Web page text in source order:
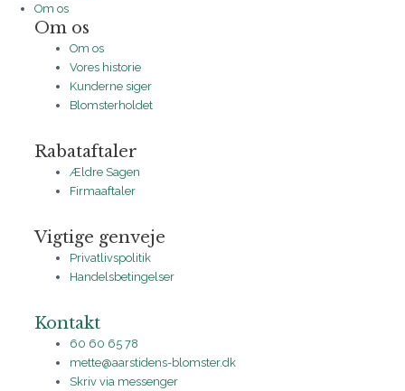
Om os
Om os
Om os
Vores historie
Kunderne siger
Blomsterholdet
Rabataftaler
Ældre Sagen
Firmaaftaler
Vigtige genveje
Privatlivspolitik
Handelsbetingelser
Kontakt
60 60 65 78
mette@aarstidens-blomster.dk
Skriv via messenger